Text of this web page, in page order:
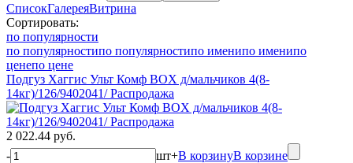
СписокГалереяВитрина
Сортировать:
по популярности
по популярностипо популярностипо именипо именипо
ценепо цене
Подгуз Хаггис Ульт Комф BOX д/мальчиков 4(8-
14кг)/126/9402041/ Распродажа
2 022.44 руб.
-
шт+В корзинуВ корзине